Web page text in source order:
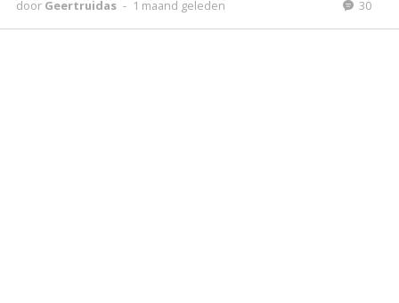
door Geertruidas - 1 maand geleden 30